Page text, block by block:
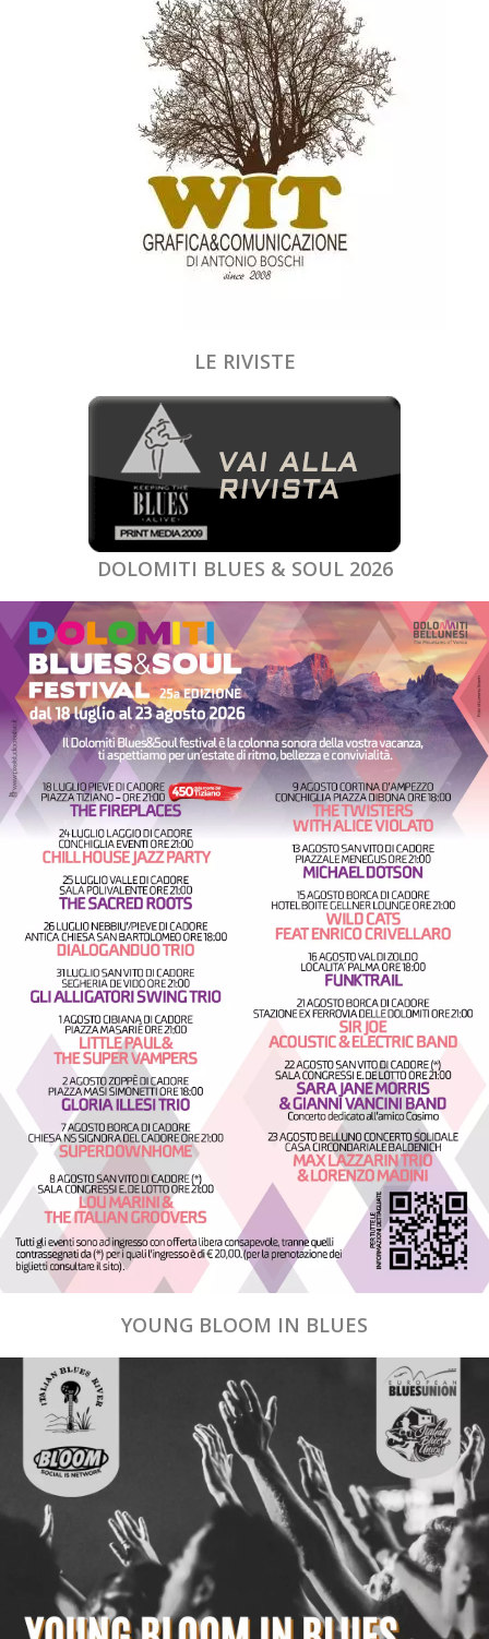
LE RIVISTE
DOLOMITI BLUES & SOUL 2026
YOUNG BLOOM IN BLUES